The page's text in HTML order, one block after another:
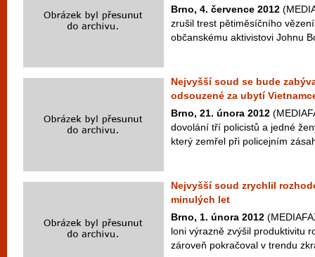
Brno, 4. července 2012
zrušil trest pětiměsíčního
občanskému aktivistovi Johnu
Nejvyšší soud se bude
odsouzené za ubytí
Brno, 21. února 2012
dovolání tří policistů a jedné
který zemřel při policejním
Nejvyšší soud zrychlil
minulých let
Brno, 1. února 2012
loni výrazně zvýšil produktivitu
zároveň pokračoval v trendu